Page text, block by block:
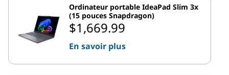
Ordinateur portable IdeaPad Slim 3x
(15 pouces Snapdragon)
$1,669.99
En savoir plus